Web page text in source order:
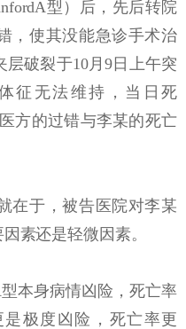
型）后，先后转院
，使其没能急诊手术治
破裂于10月9日上午突
征无法维持，当日死
方的过错与李某的死亡
于，被告医院对李某
素还是轻微因素。
身病情凶险，死亡率
极度凶险，死亡率更